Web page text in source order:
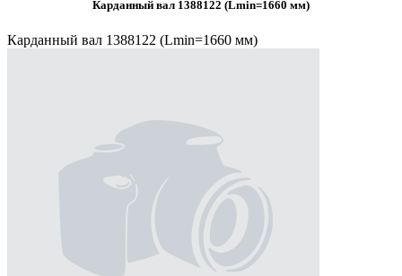
Карданный вал 1388122 (Lmin=1660 мм)
Карданный вал 1388122 (Lmin=1660 мм)